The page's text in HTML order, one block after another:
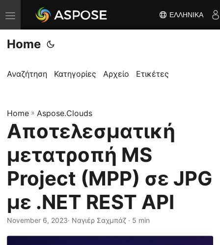
Ε
ν
α
λ
ή
π
λ
ο
ή
γ
η
σ
η
ς
ΕΛΛΗΝΙΚΆ
Home
Αναζήτηση Κατηγορίες Αρχείο Ετικέτες
Home » Aspose.Clouds
Αποτελεσματική
μετατροπή MS
Project (MPP) σε JPG
με .NET REST API
November 6, 2023· Ναγιέρ Σαχμπάζ · 5 min